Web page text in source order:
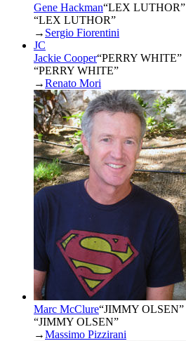
Gene Hackman“LEX LUTHOR”
“LEX LUTHOR”
→ Sergio Fiorentini
JC
Jackie Cooper“PERRY WHITE”
“PERRY WHITE”
→Renato Mori
Marc McClure“JIMMY OLSEN”
“JIMMY OLSEN”
→Massimo Pizzirani